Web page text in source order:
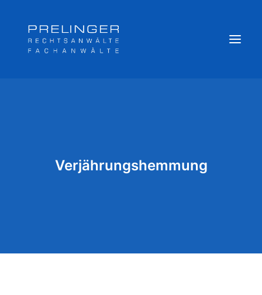
Veröffentlichungen & Archiv
Verjährungshemmung